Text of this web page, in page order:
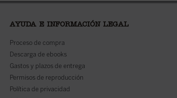
AYUDA E INFORMACIÓN LEGAL
Proceso de compra
Descarga de ebooks
Gastos y plazos de entrega
Permisos de reproducción
Política de privacidad